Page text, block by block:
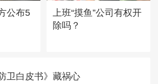
公布5
上班“摸鱼”公司有权开
除吗？
卫白皮书》藏祸心